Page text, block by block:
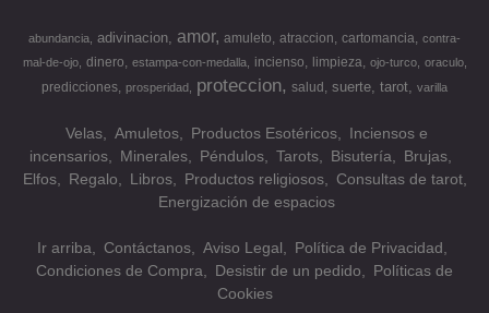
abundancia adivinacion amor amuleto atraccion cartomancia
contra-
mal-de-ojo
dinero estampa-con-medalla incienso limpieza ojo-turco oraculo
predicciones prosperidad proteccion salud suerte tarot varilla
Velas Amuletos Productos Esotéricos
Inciensos e
incensarios
Minerales Péndulos Tarots Bisutería
Brujas
Elfos
Regalo Libros Productos religiosos
Consultas de tarot
Energización de espacios
Ir arriba Contáctanos Aviso Legal
Política de Privacidad
Condiciones de Compra
Desistir de un pedido
Políticas de
Cookies